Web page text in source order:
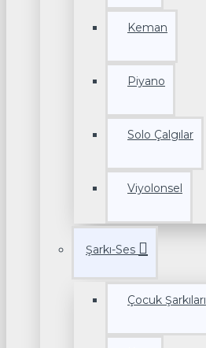
Keman
Piyano
Solo Çalgılar
Viyolonsel
Şarkı-Ses
Çocuk Şarkıları